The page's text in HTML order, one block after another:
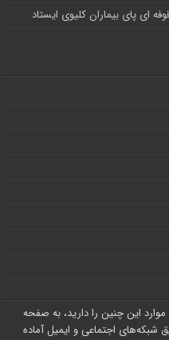
ای پای بیماران کلیوی ایستاد
موارد این چنین را دارید، به صفحه
شبکه‌های اجتماعی و ایمیل آماده